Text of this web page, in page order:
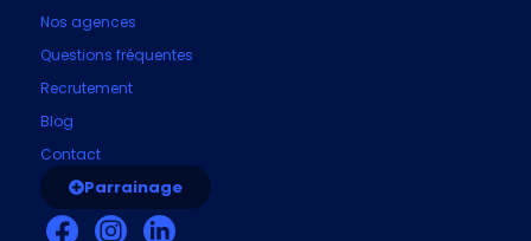
Nos agences
Questions fréquentes
Recrutement
Blog
Contact
Parrainage